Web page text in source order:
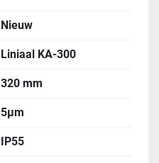
Nieuw
Liniaal KA-300
320 mm
5μm
IP55